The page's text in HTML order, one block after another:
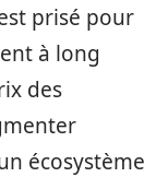
prisé pour
à long
des
écosystème